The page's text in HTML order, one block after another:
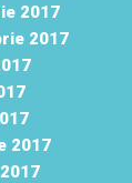
2017
2017
2017